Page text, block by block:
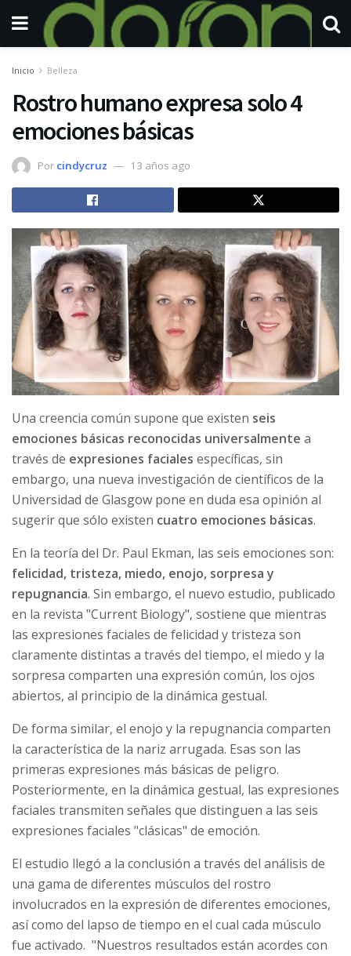
Inicio Belleza
Rostro humano expresa solo 4
emociones básicas
Por cindycruz 13 años ago
Una creencia común supone que existen seis
emociones básicas reconocidas universalmente a
través de expresiones faciales específicas, sin
embargo, una nueva investigación de científicos de la
Universidad de Glasgow pone en duda esa opinión al
sugerir que sólo existen cuatro emociones básicas.
En la teoría del Dr. Paul Ekman, las seis emociones son:
felicidad, tristeza, miedo, enojo, sorpresa y
repugnancia. Sin embargo, el nuevo estudio, publicado
en la revista "Current Biology", sostiene que mientras
las expresiones faciales de felicidad y tristeza son
claramente distintas a través del tiempo, el miedo y la
sorpresa comparten una expresión común, los ojos
abiertos, al principio de la dinámica gestual.
De forma similar, el enojo y la repugnancia comparten
la característica de la nariz arrugada. Esas son las
primeras expresiones más básicas de peligro.
Posteriormente, en la dinámica gestual, las expresiones
faciales transmiten señales que distinguen a las seis
expresiones faciales "clásicas" de emoción.
El estudio llegó a la conclusión a través del análisis de
una gama de diferentes músculos del rostro
involucrados en la expresión de diferentes emociones,
así como del lapso de tiempo en el cual cada músculo
fue activado. "Nuestros resultados están acordes con